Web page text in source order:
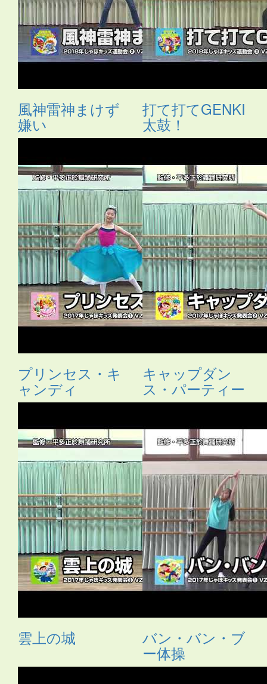
風神雷神まけず
嫌い
打て打てGENKI
太鼓！
プリンセス・キ
ャンディ
キャップダン
ス・パーティー
雲上の城 バン・バン・ブ
ー体操